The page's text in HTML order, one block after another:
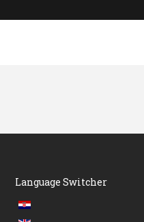
Language Switcher